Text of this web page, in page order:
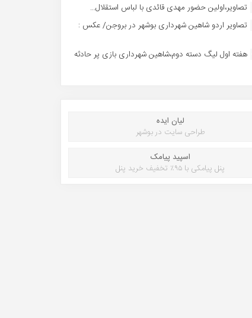
تصاویر،اولین حضور مهدی قائدی با لباس استقلال...
تصاویر اردو شاهین شهرداری بوشهر در بروجن/ عکس :
هفته اول لیگ دسته دوم،شاهین شهرداری بازی پر حادثه
لیان ایده
طراحی سایت در بوشهر
اسپید پیامک
پنل پیامکی با ۹۵٪ تخفیف خرید پنل